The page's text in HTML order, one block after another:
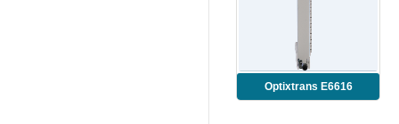
Optixtrans E6616